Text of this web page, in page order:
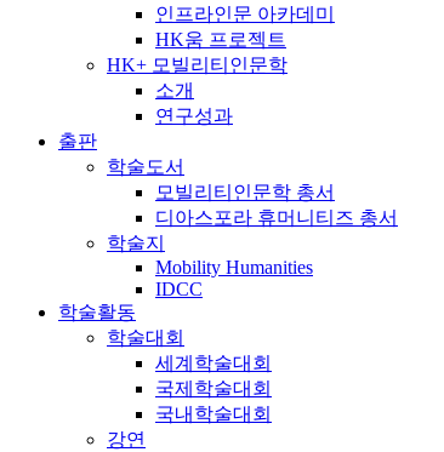
인프라인문 아카데미
HK움 프로젝트
HK+ 모빌리티인문학
소개
연구성과
출판
학술도서
모빌리티인문학 총서
디아스포라 휴머니티즈 총서
학술지
Mobility Humanities
IDCC
학술활동
학술대회
세계학술대회
국제학술대회
국내학술대회
강연